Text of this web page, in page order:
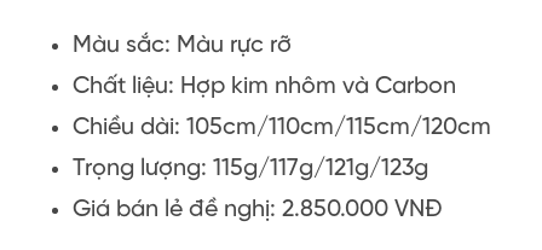
Màu sắc: Màu rực rỡ
Chất liệu: Hợp kim nhôm và Carbon
Chiều dài: 105cm/110cm/115cm/120cm
Trọng lượng: 115g/117g/121g/123g
Giá bán lẻ đề nghị: 2.850.000 VNĐ